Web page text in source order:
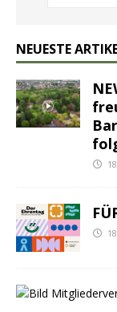
NEUESTE